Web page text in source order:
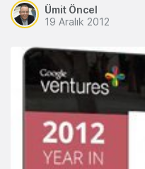
Ümit Öncel
19 Aralık 2012